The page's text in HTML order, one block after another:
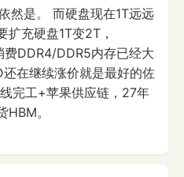
然是。 而硬盘现在1T远远
扩充硬盘1T变2T，
DDR4/DDR5内存已经大
在继续涨价就是最好的佐
完工+苹果供应链，27年
。